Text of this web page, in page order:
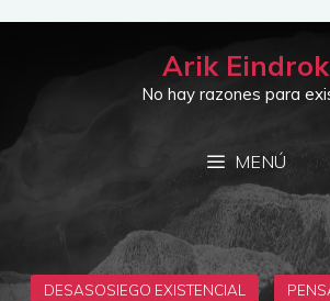
Saltar
Arik Eindrok
No hay razones para
MENÚ